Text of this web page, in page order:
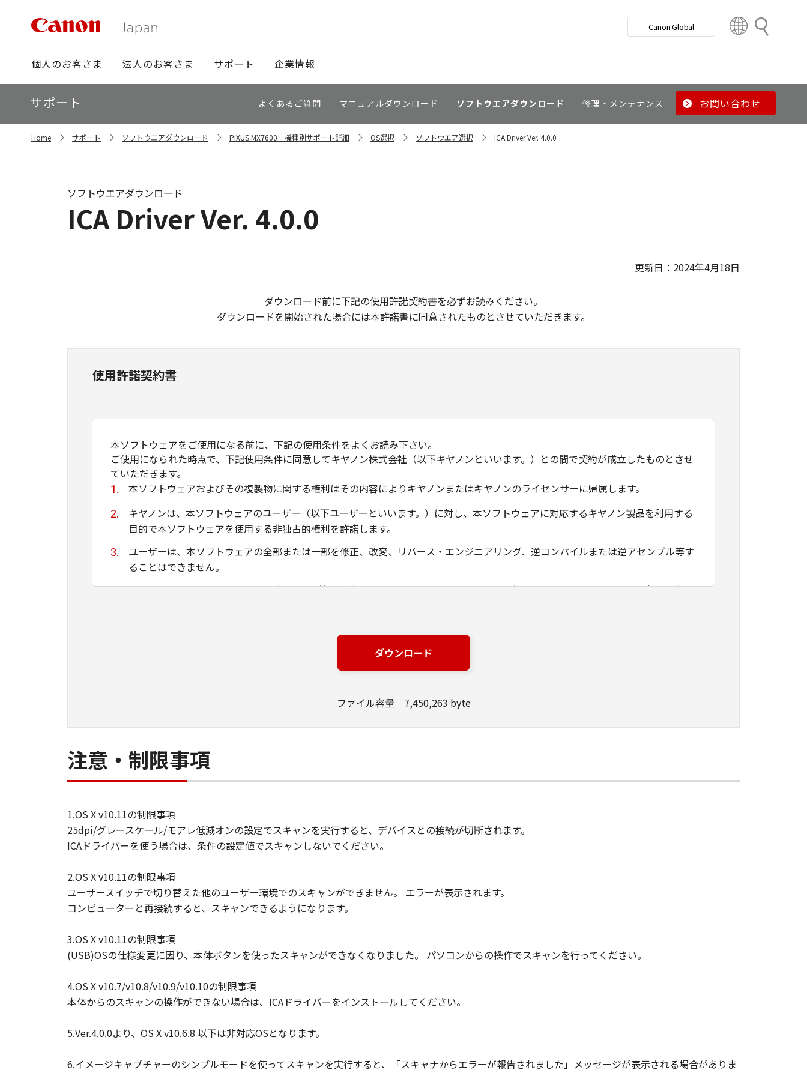
検
グ
ロ
ー
バ
ビ
個人のお客さま 法人のお客さま サポート 企業情報
Canon Global
t
y
ロ
ー
カ
ル
サポート よくあるご質問 マニュアルダウンロード ソフトウエアダウンロード 修理・メンテナンス お問い合わせ
Home サポート ソフトウエアダウンロード PIXUS MX7600 機種別サポート詳細 OS選択 ソフトウエア選択 ICA Driver Ver. 4.0.0
ICA Driver Ver. 4.0.0
ソフトウエアダウンロード
更新日：2024年4月18日
ダウンロード前に下記の使用許諾契約書を必ずお読みください。
ダウンロードを開始された場合には本許諾書に同意されたものとさせていただきます。
使用許諾契約書
本ソフトウェアをご使用になる前に、下記の使用条件をよくお読み下さい。
ご使用になられた時点で、下記使用条件に同意してキヤノン株式会社（以下キヤノンといいます。）との間で契約が成立したものとさせ
ていただきます。
本ソフトウェアおよびその複製物に関する権利はその内容によりキヤノンまたはキヤノンのライセンサーに帰属します。
キヤノンは、本ソフトウェアのユーザー（以下ユーザーといいます。）に対し、本ソフトウェアに対応するキヤノン製品を利用する
目的で本ソフトウェアを使用する非独占的権利を許諾します。
ユーザーは、本ソフトウェアの全部または一部を修正、改変、リバース・エンジニアリング、逆コンパイルまたは逆アセンブル等す
ることはできません。
キヤノン、キヤノンマーケティングジャパン株式会社およびキヤノンのライセンサーは、本ソフトウェアがユーザーの特定の目的の
て生ずる直接的または間接的な損失、損害等について、いかなる場合においても一切の責任を負いません。
ダウンロード
ファイル容量 7,450,263 byte
注意・制限事項
1.OS X v10.11の制限事項
25dpi/グレースケール/モアレ低減オンの設定でスキャンを実行すると、デバイスとの接続が切断されます。
ICAドライバーを使う場合は、条件の設定値でスキャンしないでください。
2.OS X v10.11の制限事項
ユーザースイッチで切り替えた他のユーザー環境でのスキャンができません。 エラーが表示されます。
コンピューターと再接続すると、スキャンできるようになります。
3.OS X v10.11の制限事項
(USB)OSの仕様変更に因り、本体ボタンを使ったスキャンができなくなりました。 パソコンからの操作でスキャンを行ってください。
4.OS X v10.7/v10.8/v10.9/v10.10の制限事項
本体からのスキャンの操作ができない場合は、ICAドライバーをインストールしてください。
5.Ver.4.0.0より、OS X v10.6.8 以下は非対応OSとなります。
6.イメージキャプチャーのシンプルモードを使ってスキャンを実行すると、「スキャナからエラーが報告されました」メッセージが表示される場合がありま